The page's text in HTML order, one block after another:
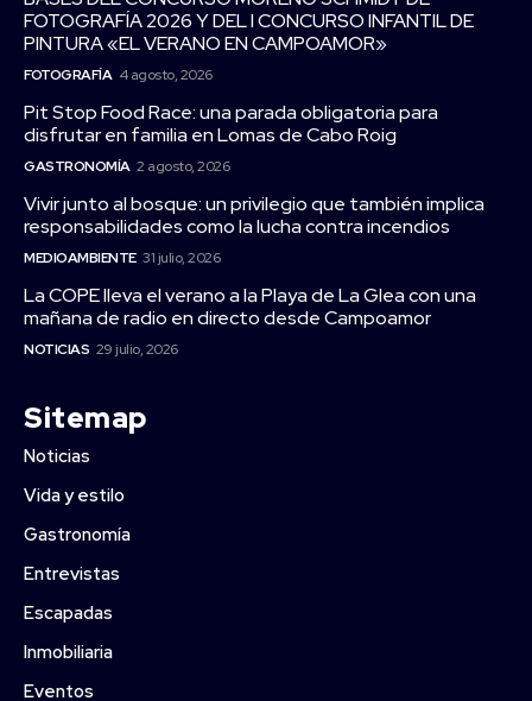
FOTOGRAFÍA 2026 Y DEL I CONCURSO INFANTIL DE
PINTURA «EL VERANO EN CAMPOAMOR»
FOTOGRAFÍA 4 agosto, 2026
Pit Stop Food Race: una parada obligatoria para
disfrutar en familia en Lomas de Cabo Roig
GASTRONOMÍA 2 agosto, 2026
Vivir junto al bosque: un privilegio que también implica
responsabilidades como la lucha contra incendios
MEDIOAMBIENTE 31 julio, 2026
La COPE lleva el verano a la Playa de La Glea con una
mañana de radio en directo desde Campoamor
NOTICIAS 29 julio, 2026
Sitemap
Noticias
Vida y estilo
Gastronomía
Entrevistas
Escapadas
Inmobiliaria
Eventos